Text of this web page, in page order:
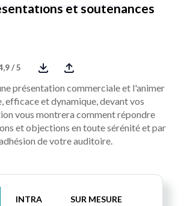
et soutenances
/ 5
présentation commerciale et l'animer
efficace et dynamique, devant vos
vous montrera comment répondre
et objections en toute sérénité et par
de votre auditoire.
INTRA SUR MESURE